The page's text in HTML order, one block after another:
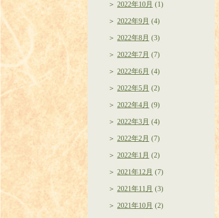
2022年10月 (1)
2022年9月 (4)
2022年8月 (3)
2022年7月 (7)
2022年6月 (4)
2022年5月 (2)
2022年4月 (9)
2022年3月 (4)
2022年2月 (7)
2022年1月 (2)
2021年12月 (7)
2021年11月 (3)
2021年10月 (2)